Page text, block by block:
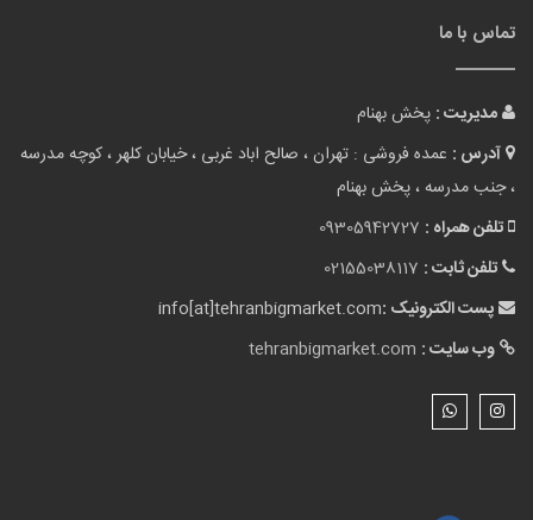
تماس با ما
مدیریت : پخش بهنام
آدرس : عمده فروشی : تهران ، صالح اباد غربی ، خیابان کلهر ، کوچه مدرسه
، جنب مدرسه ، پخش بهنام
تلفن همراه : 09305942727
تلفن ثابت : 02155038117
پست الکترونیک :info[at]tehranbigmarket.com
وب سایت : tehranbigmarket.com